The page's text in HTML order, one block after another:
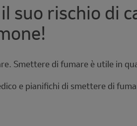
suo rischio di
Smettere di fumare è utile in
e pianifichi di smettere di